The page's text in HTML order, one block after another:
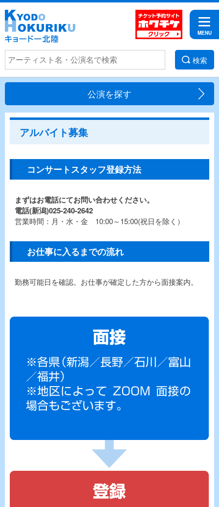
検索
公演を探す
アルバイト募集
コンサートスタッフ登録方法
まずはお電話にてお問い合わせください。
電話(新潟)025-240-2642
営業時間：月・水・金 10:00～15:00(祝日を除く）
お仕事に入るまでの流れ
勤務可能日を確認。お仕事が確定した方から面接案内。